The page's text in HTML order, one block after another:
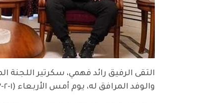
التقى الرفيق رائد فهمي، سكرتير اللجنة
والوفد المرافق له، يوم أمس الأربعاء (١-٢-٢٠٢٣) في بغداد.